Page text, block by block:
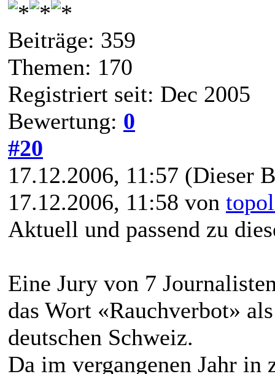
Beiträge: 359
Themen: 170
Registriert seit: Dec 2005
Bewertung: 0
#20
17.12.2006, 11:57 (Dieser
17.12.2006, 11:58 von
Aktuell und passend zu
Eine Jury von 7
das Wort «Rauchverbot»
deutschen Schweiz.
Da im vergangenen Jahr in